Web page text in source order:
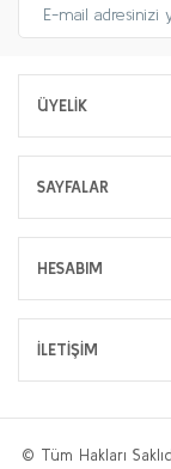
ÜYELİK
SAYFALAR
HESABIM
İLETİŞİM
© Tüm Hakları